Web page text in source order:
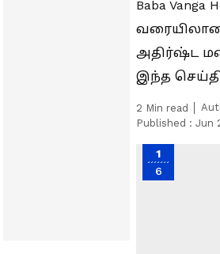
Baba
வரையிலான
அதிர்ஷ்ட
இந்த
2 Min read
Published : Jun
1
6